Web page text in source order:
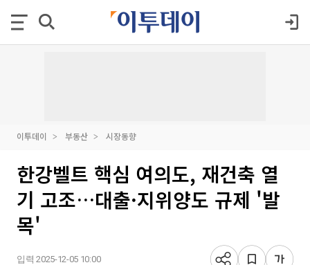
이투데이 부동산 시장동향
한강벨트 핵심 여의도, 재건축 열
기 고조…대출·지위양도 규제 '발
목'
입력 2025-12-05 10:00